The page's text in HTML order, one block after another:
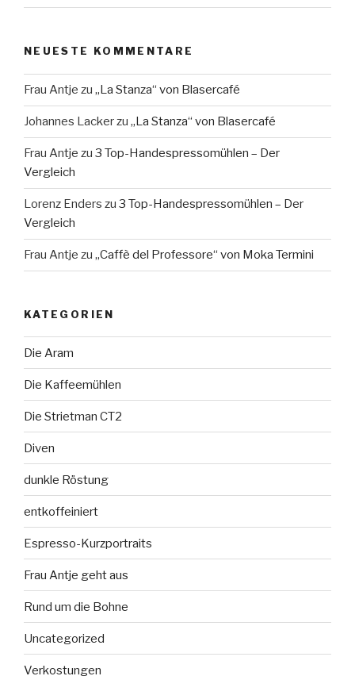
NEUESTE KOMMENTARE
Frau Antje zu „La Stanza“ von Blasercafé
Johannes Lackerzu „La Stanza“ von Blasercafé
Frau Antje zu 3 Top-Handespressomühlen – Der
Vergleich
Lorenz Enders zu 3 Top-Handespressomühlen – Der
Vergleich
Frau Antje zu „Caffè del Professore“ von Moka Termini
KATEGORIEN
Die Aram
Die Kaffeemühlen
Die Strietman CT2
Diven
dunkle Röstung
entkoffeiniert
Espresso-Kurzportraits
Frau Antje geht aus
Rund um die Bohne
Uncategorized
Verkostungen